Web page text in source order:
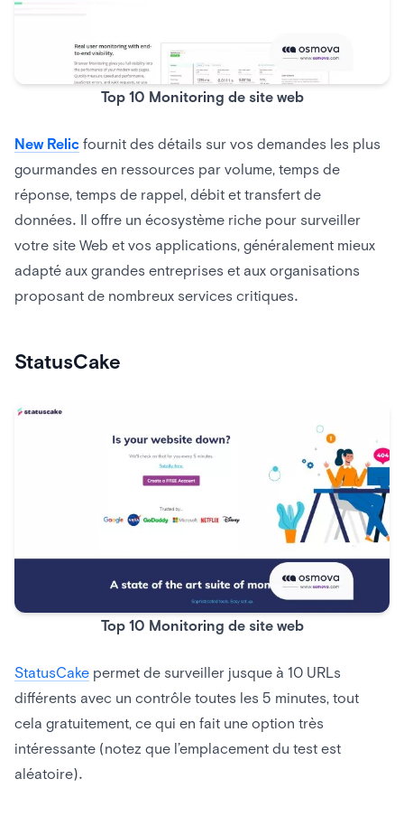
Top 10 Monitoring de site web
New Relic fournit des détails sur vos demandes les plus
gourmandes en ressources par volume, temps de
réponse, temps de rappel, débit et transfert de
données. Il offre un écosystème riche pour surveiller
votre site Web et vos applications, généralement mieux
adapté aux grandes entreprises et aux organisations
proposant de nombreux services critiques.
StatusCake
Top 10 Monitoring de site web
StatusCake permet de surveiller jusque à 10 URLs
différents avec un contrôle toutes les 5 minutes, tout
cela gratuitement, ce qui en fait une option très
intéressante (notez que l’emplacement du test est
aléatoire).